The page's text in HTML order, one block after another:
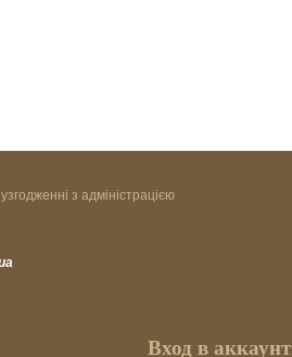
з адміністрацією
Вход в аккаунт